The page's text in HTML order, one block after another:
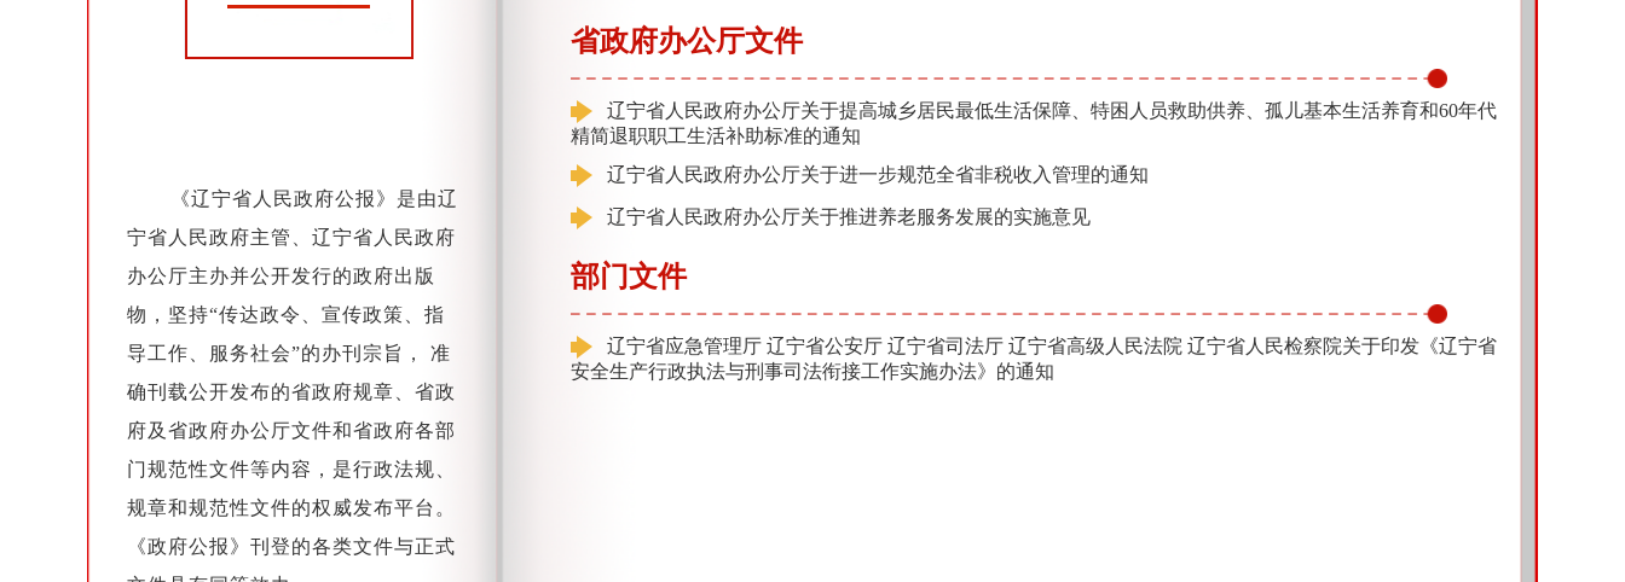
《辽宁省人民政府公报》是由辽
宁省人民政府主管、辽宁省人民政府
办公厅主办并公开发行的政府出版
物，坚持“传达政令、宣传政策、指
导工作、服务社会”的办刊宗旨， 准
确刊载公开发布的省政府规章、省政
府及省政府办公厅文件和省政府各部
门规范性文件等内容，是行政法规、
规章和规范性文件的权威发布平台。
《政府公报》刊登的各类文件与正式
省政府办公厅文件
辽宁省人民政府办公厅关于提高城乡居民最低生活保障、特困人员救助供养、孤儿基本生活养育和60年代
精简退职职工生活补助标准的通知
辽宁省人民政府办公厅关于进一步规范全省非税收入管理的通知
辽宁省人民政府办公厅关于推进养老服务发展的实施意见
部门文件
辽宁省应急管理厅 辽宁省公安厅 辽宁省司法厅 辽宁省高级人民法院 辽宁省人民检察院关于印发《辽宁省
安全生产行政执法与刑事司法衔接工作实施办法》的通知